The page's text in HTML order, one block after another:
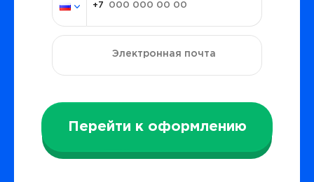
Перейти к оформлению